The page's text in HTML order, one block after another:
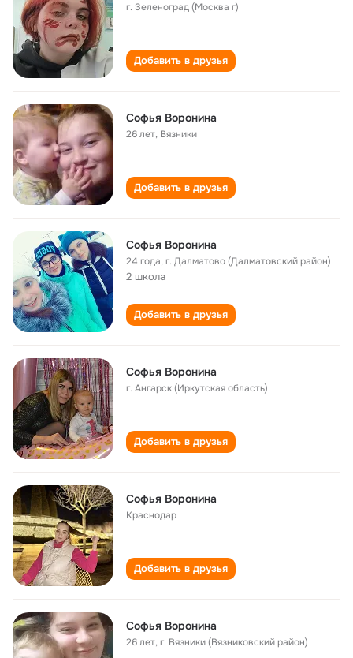
г. Зеленоград (Москва г)
Добавить в друзья
Софья Воронина
26 лет, Вязники
Добавить в друзья
Софья Воронина
24 года,г. Далматово (Далматовский район)
2 школа
Добавить в друзья
Софья Воронина
г. Ангарск (Иркутская область)
Добавить в друзья
Софья Воронина
Краснодар
Добавить в друзья
Софья Воронина
26 лет,г. Вязники (Вязниковский район)